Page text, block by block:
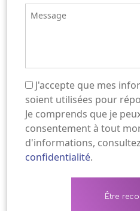
Message
(Nécessaire)
J'accepte que mes
soient utilisées pour
Je comprends que je
consentement à tout
d'informations,
confidentialité.